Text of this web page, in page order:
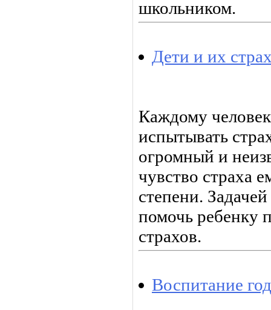
школьником.
Дети и их
Каждому
испытывать
огромный и
чувство страха
степени.
помочь ребенку
страхов.
Воспитание